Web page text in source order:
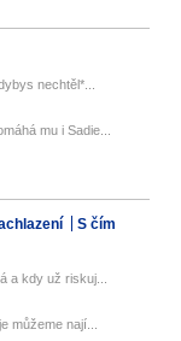
nechtěl*...
mu i Sadie...
S čím
a kdy už riskuj...
můžeme nají...